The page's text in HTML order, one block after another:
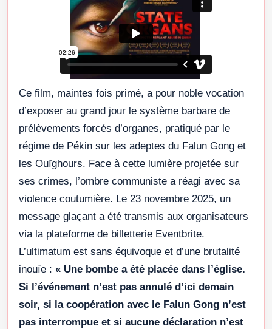
Ce film, maintes fois primé, a pour noble vocation
d’exposer au grand jour le système barbare de
prélèvements forcés d’organes, pratiqué par le
régime de Pékin sur les adeptes du Falun Gong et
les Ouïghours. Face à cette lumière projetée sur
ses crimes, l’ombre communiste a réagi avec sa
violence coutumière. Le 23 novembre 2025, un
message glaçant a été transmis aux organisateurs
via la plateforme de billetterie Eventbrite.
L’ultimatum est sans équivoque et d’une brutalité
inouïe : « Une bombe a été placée dans l’église.
Si l’événement n’est pas annulé d’ici demain
soir, si la coopération avec le Falun Gong n’est
pas interrompue et si aucune déclaration n’est